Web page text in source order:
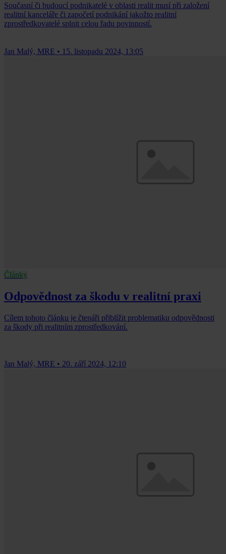
Současní či budoucí podnikatelé v oblasti realit musí při založení
realitní kanceláře či započetí podnikání jakožto realitní
zprostředkovatelé splnit celou řadu povinností.
Jan Malý, MRE • 15. listopadu 2024, 13:05
Články
Odpovědnost za škodu v realitní praxi
Cílem tohoto článku je čtenáři přiblížit problematiku odpovědnosti
za škody při realitním zprostředkování.
Jan Malý, MRE • 20. září 2024, 12:10